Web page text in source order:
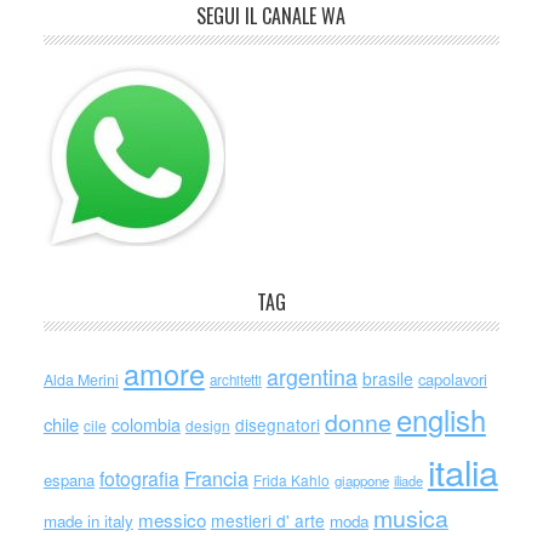
SEGUI IL CANALE WA
TAG
Alda Merini amore architetti argentina brasile capolavori
chile cile colombia design disegnatori donne english
espana fotografia Francia Frida Kahlo giappone iliade italia
made in italy messico mestieri d' arte moda musica